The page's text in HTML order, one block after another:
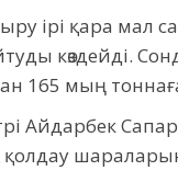
ірі қара мал
көздейді.
мың тоннаға